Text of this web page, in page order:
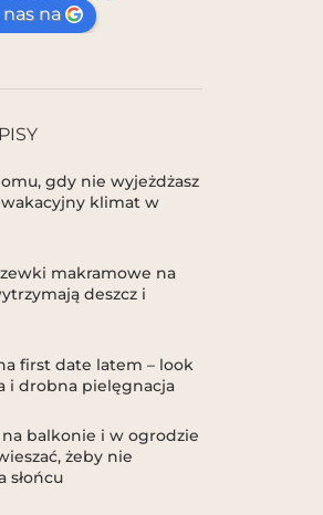
na
gdy nie wyjeżdżasz
klimat w
makramowe na
deszcz i
first date latem – look
i drobna pielęgnacja
balkonie i w ogrodzie
żeby nie
słońcu